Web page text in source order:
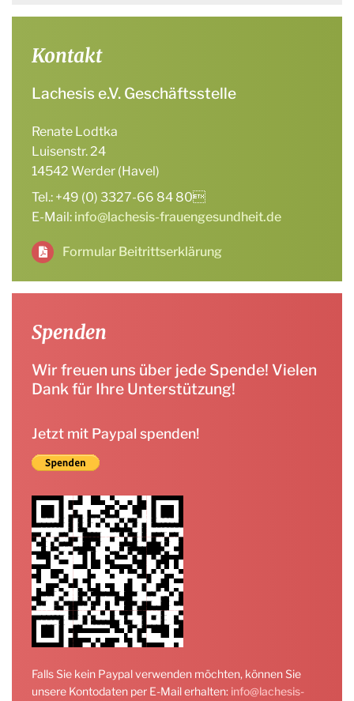
Kontakt
Lachesis e.V. Geschäftsstelle
Renate Lodtka
Luisenstr. 24
14542 Werder (Havel)
Tel.: +49 (0) 3327-66 84 80
E-Mail: info@lachesis-frauengesundheit.de
Formular Beitrittserklärung
Spenden
Wir freuen uns über jede Spende! Vielen
Dank für Ihre Unterstützung!
Jetzt mit Paypal spenden!
Falls Sie kein Paypal verwenden möchten, können Sie
unsere Kontodaten per E-Mail erhalten: info@lachesis-